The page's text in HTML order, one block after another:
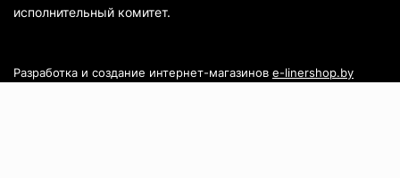
исполнительный комитет.
Разработка и создание интернет-магазинов e-linershop.by